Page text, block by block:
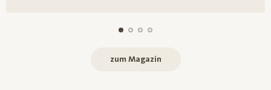
zum Magazin